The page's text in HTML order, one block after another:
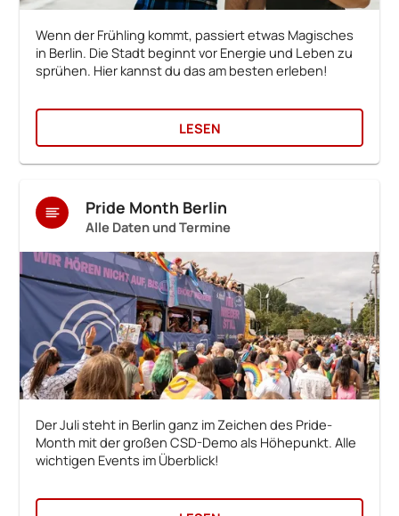
Wenn der Frühling kommt, passiert etwas Magisches
in Berlin. Die Stadt beginnt vor Energie und Leben zu
sprühen. Hier kannst du das am besten erleben!
LESEN
Pride Month Berlin
Alle Daten und Termine
Der Juli steht in Berlin ganz im Zeichen des Pride-
Month mit der großen CSD-Demo als Höhepunkt. Alle
wichtigen Events im Überblick!